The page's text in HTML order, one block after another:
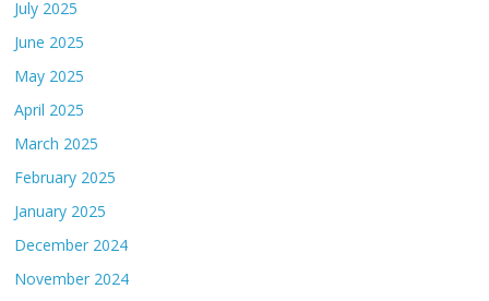
July 2025
June 2025
May 2025
April 2025
March 2025
February 2025
January 2025
December 2024
November 2024